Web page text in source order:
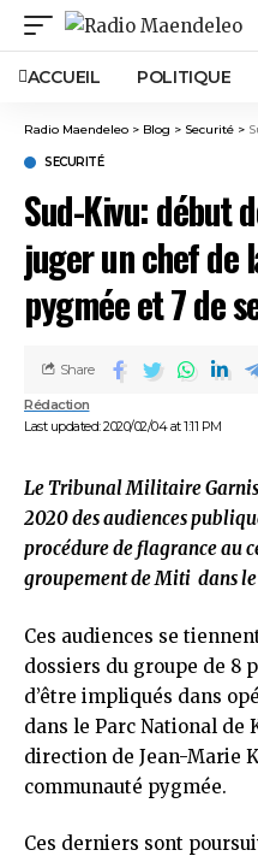
ACCUEIL POLITIQUE
Radio Maendeleo > Blog > Securité >
SECURITÉ
Sud-Kivu: début
juger un chef de
pygmée et 7 de
Last updated: 2020/02/04 at 1:11 PM
Rédaction
Share
Le Tribunal Militaire
2020 des audiences
procédure de flagrance au
groupement de Miti dans
Ces audiences se
dossiers du groupe de 8
d’être impliqués dans
dans le Parc National de
direction de Jean-Marie
communauté pygmée.
Ces derniers sont